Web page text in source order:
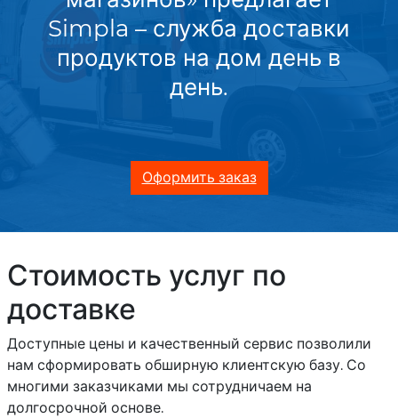
Simpla – служба доставки
продуктов на дом день в
день.
Оформить заказ
Стоимость услуг по
доставке
Доступные цены и качественный сервис позволили
нам сформировать обширную клиентскую базу. Со
многими заказчиками мы сотрудничаем на
долгосрочной основе.